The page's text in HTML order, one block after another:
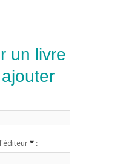
un livre
* :